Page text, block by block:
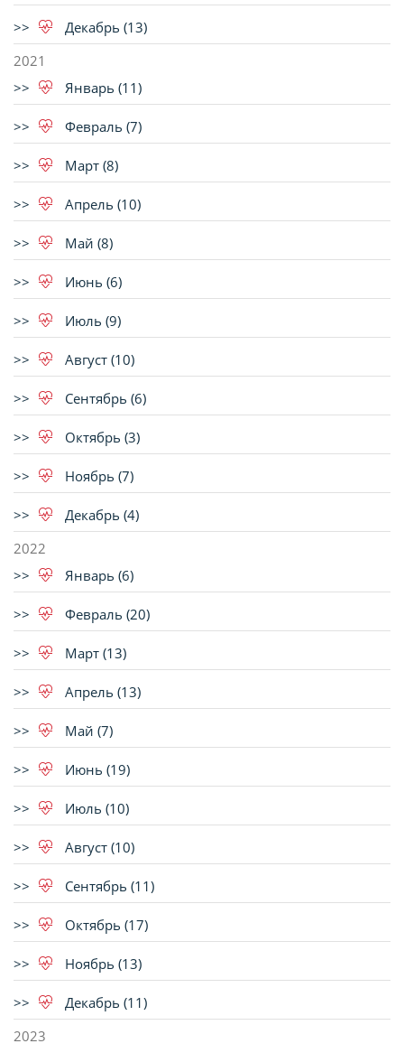
Декабрь (13)
2021
Январь (11)
Февраль (7)
Март (8)
Апрель (10)
Май (8)
Июнь (6)
Июль (9)
Август (10)
Сентябрь (6)
Октябрь (3)
Ноябрь (7)
Декабрь (4)
2022
Январь (6)
Февраль (20)
Март (13)
Апрель (13)
Май (7)
Июнь (19)
Июль (10)
Август (10)
Сентябрь (11)
Октябрь (17)
Ноябрь (13)
Декабрь (11)
2023